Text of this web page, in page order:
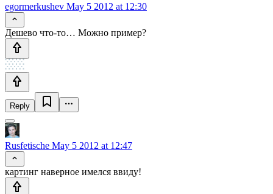
egormerkushev May 5 2012 at 12:30
Дешево что-то… Можно пример?
Reply
Rusfetische May 5 2012 at 12:47
картинг наверное имелся ввиду!